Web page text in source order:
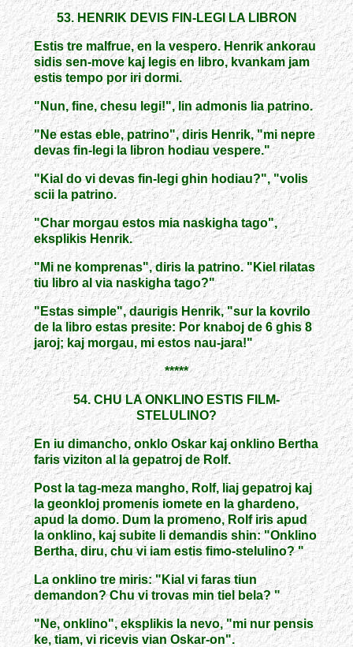
53. HENRIK DEVIS FIN-LEGI LA LIBRON
Estis tre malfrue, en la vespero. Henrik ankorau
sidis sen-move kaj legis en libro, kvankam jam
estis tempo por iri dormi.
"Nun, fine, chesu legi!", lin admonis lia patrino.
"Ne estas eble, patrino", diris Henrik, "mi nepre
devas fin-legi la libron hodiau vespere."
"Kial do vi devas fin-legi ghin hodiau?", "volis
scii la patrino.
"Char morgau estos mia naskigha tago",
eksplikis Henrik.
"Mi ne komprenas", diris la patrino. "Kiel rilatas
tiu libro al via naskigha tago?"
"Estas simple", daurigis Henrik, "sur la kovrilo
de la libro estas presite: Por knaboj de 6 ghis 8
jaroj; kaj morgau, mi estos nau-jara!"
*****
54. CHU LA ONKLINO ESTIS FILM-
STELULINO?
En iu dimancho, onklo Oskar kaj onklino Bertha
faris viziton al la gepatroj de Rolf.
Post la tag-meza mangho, Rolf, liaj gepatroj kaj
la geonkloj promenis iomete en la ghardeno,
apud la domo. Dum la promeno, Rolf iris apud
la onklino, kaj subite li demandis shin: "Onklino
Bertha, diru, chu vi iam estis fimo-stelulino? "
La onklino tre miris: "Kial vi faras tiun
demandon? Chu vi trovas min tiel bela? "
"Ne, onklino", eksplikis la nevo, "mi nur pensis
ke, tiam, vi ricevis vian Oskar-on".